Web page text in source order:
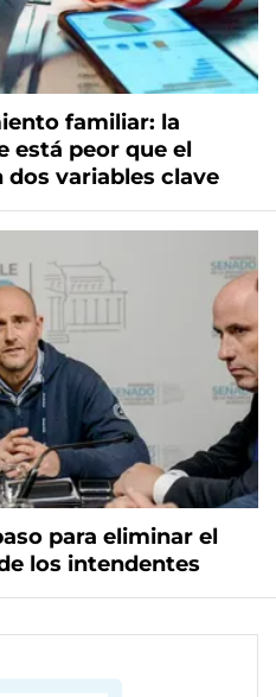
familiar: la
está peor que el
variables clave
para eliminar el
los intendentes